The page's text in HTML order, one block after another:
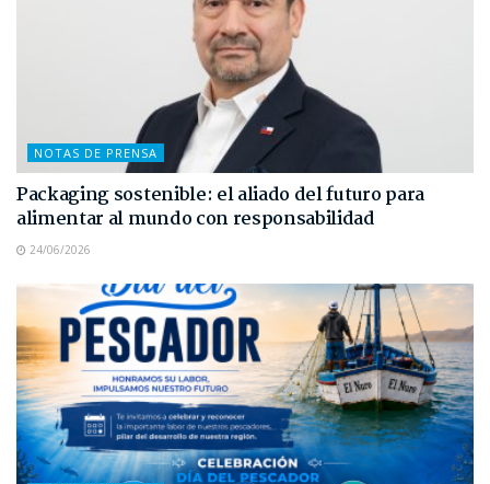
NOTAS DE PRENSA
Packaging sostenible: el aliado del futuro para
alimentar al mundo con responsabilidad
24/06/2026